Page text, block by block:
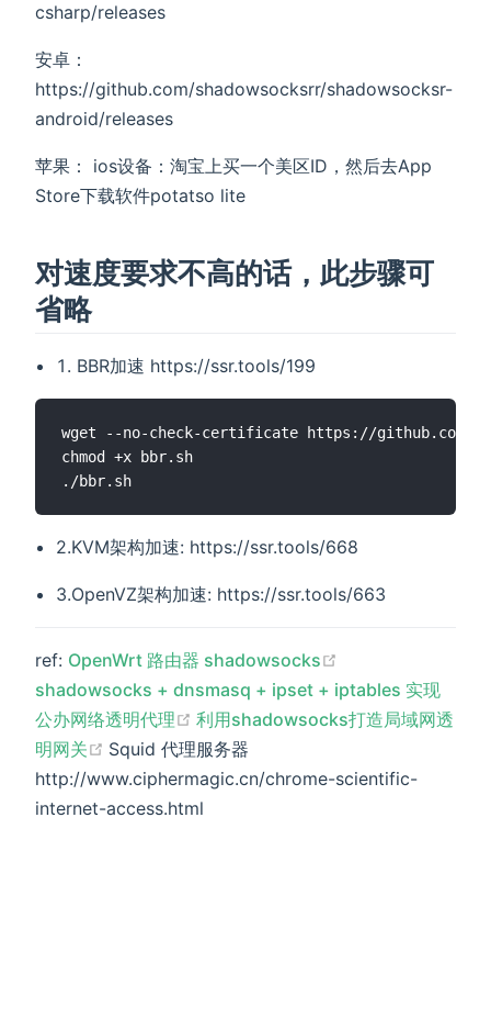
csharp/releases
安卓：
https://github.com/shadowsocksrr/shadowsocksr-
android/releases
苹果： ios设备：淘宝上买一个美区ID，然后去App
Store下载软件potatso lite
对速度要求不高的话，此步骤可
省略
BBR加速 https://ssr.tools/199
wget --no-check-certificate https://github.com/
chmod +x bbr.sh
2.KVM架构加速: https://ssr.tools/668
3.OpenVZ架构加速: https://ssr.tools/663
ref: OpenWrt 路由器 shadowsocks
shadowsocks + dnsmasq + ipset + iptables 实现
公办网络透明代理
(opens new window)
利用shadowsocks打造局域网透
明网关
(opens new window)
Squid 代理服务器
http://www.ciphermagic.cn/chrome-scientific-
internet-access.html